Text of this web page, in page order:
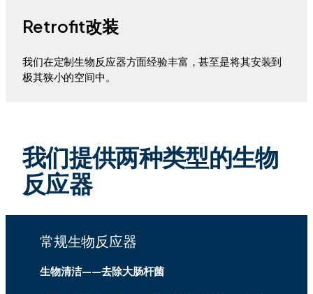
Retrofit改装
我们在定制生物反应器方面经验丰富，甚至是将其安装到
极其狭小的空间中。
我们提供两种类型的生物
反应器
常规生物反应器
生物清洁——去除大肠杆菌